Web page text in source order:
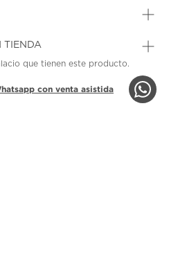
TIENDA
que tienen este producto.
con venta asistida